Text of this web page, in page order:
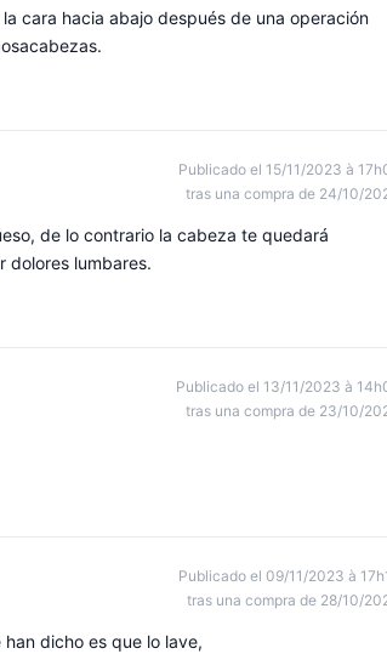
cara hacia abajo después de una operación
Publicado el 15/11/2023 à
tras una compra de 24/10/
de lo contrario la cabeza te quedará
dolores lumbares.
Publicado el 13/11/2023 à
tras una compra de 23/10/
Publicado el 09/11/2023 à
tras una compra de 28/10/
dicho es que lo lave,